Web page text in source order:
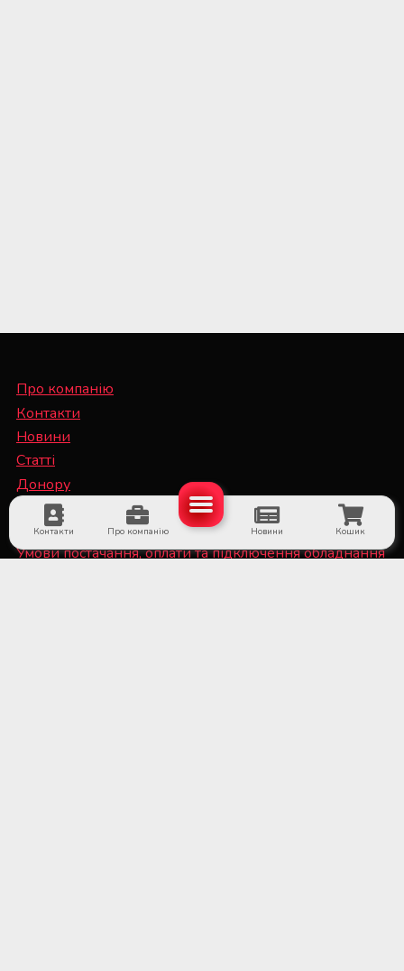
Контакти Про компанію Новини Кошик
Про компанію
Контакти
Новини
Статті
Донору
Спеціалісту
Умови постачання, оплати та підключення обладнання